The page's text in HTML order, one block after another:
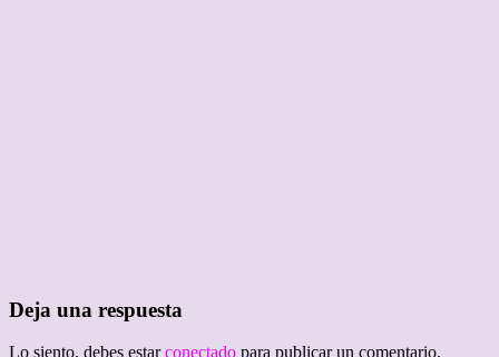
Deja una respuesta
Lo siento, debes estarconectado para publicar un comentario.